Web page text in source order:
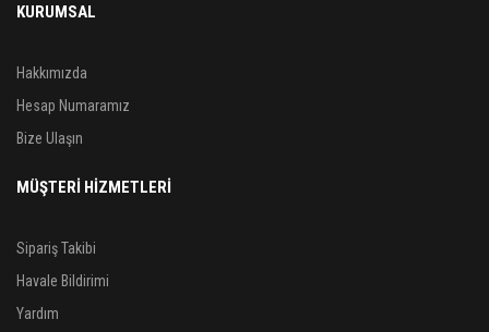
KURUMSAL
Hakkımızda
Hesap Numaramız
Bize Ulaşın
MÜŞTERİ HİZMETLERİ
Sipariş Takibi
Havale Bildirimi
Yardım